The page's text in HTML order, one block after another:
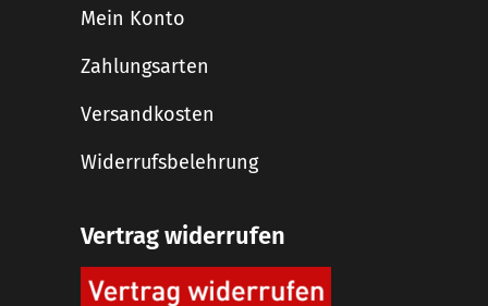
Mein Konto
Zahlungsarten
Versandkosten
Widerrufsbelehrung
Vertrag widerrufen